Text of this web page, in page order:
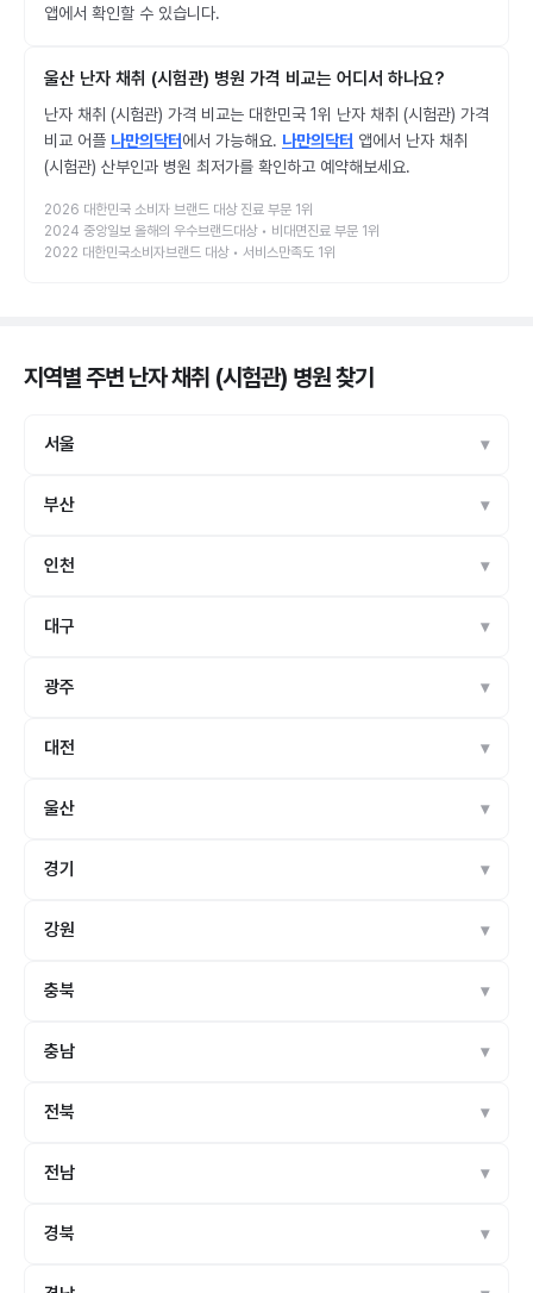
앱에서 확인할 수 있습니다.
울산 난자 채취 (시험관) 병원 가격 비교는 어디서 하나요?
난자 채취 (시험관) 가격 비교는 대한민국 1위 난자 채취 (시험관) 가격
비교 어플 나만의닥터에서 가능해요. 나만의닥터 앱에서 난자 채취
(시험관) 산부인과 병원 최저가를 확인하고 예약해보세요.
2026 대한민국 소비자 브랜드 대상 진료 부문 1위
2024 중앙일보 올해의 우수브랜드대상 • 비대면진료 부문 1위
2022 대한민국소비자브랜드 대상 • 서비스만족도 1위
지역별 주변 난자 채취 (시험관) 병원찾기
서울
부산
인천
대구
광주
대전
울산
경기
강원
충북
충남
전북
전남
경북